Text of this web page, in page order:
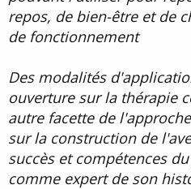
repos, de bien-être et de
de fonctionnement
Des modalités
ouverture sur la thérapie
autre facette de
sur la construction de
succès et compétences
comme expert de son